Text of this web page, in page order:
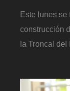
Este lunes se
construcción
la Troncal